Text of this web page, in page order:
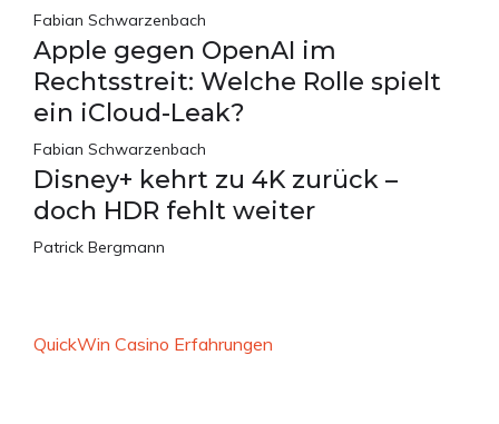
Fabian Schwarzenbach
Apple gegen OpenAI im
Rechtsstreit: Welche Rolle spielt
ein iCloud-Leak?
Fabian Schwarzenbach
Disney+ kehrt zu 4K zurück –
doch HDR fehlt weiter
Patrick Bergmann
QuickWin Casino Erfahrungen